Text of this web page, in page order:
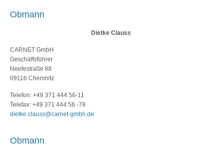
Obmann
Dietke Clauss
CARNET GmbH
Geschäftsführer
Neefestraße 88
09116 Chemnitz
Telefon: +49 371 444 56-11
Telefax: +49 371 444 56 -78
dietke.clauss@carnet-gmbh.de
Obmann